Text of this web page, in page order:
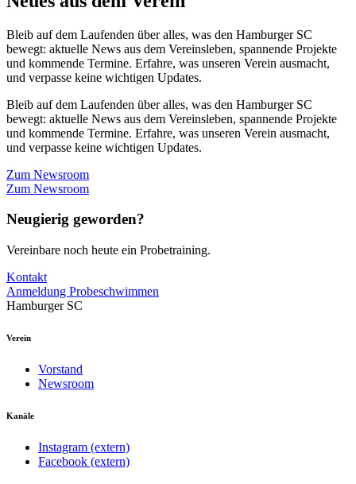
Bleib auf dem Laufenden über alles, was den Hamburger SC
bewegt: aktuelle News aus dem Vereinsleben, spannende Projekte
und kommende Termine. Erfahre, was unseren Verein ausmacht,
und verpasse keine wichtigen Updates.
Bleib auf dem Laufenden über alles, was den Hamburger SC
bewegt: aktuelle News aus dem Vereinsleben, spannende Projekte
und kommende Termine. Erfahre, was unseren Verein ausmacht,
und verpasse keine wichtigen Updates.
Zum Newsroom
Zum Newsroom
Neugierig geworden?
Vereinbare noch heute ein Probetraining.
Kontakt
Anmeldung Probeschwimmen
Hamburger SC
Verein
Vorstand
Newsroom
Kanäle
Instagram (extern)
Facebook (extern)